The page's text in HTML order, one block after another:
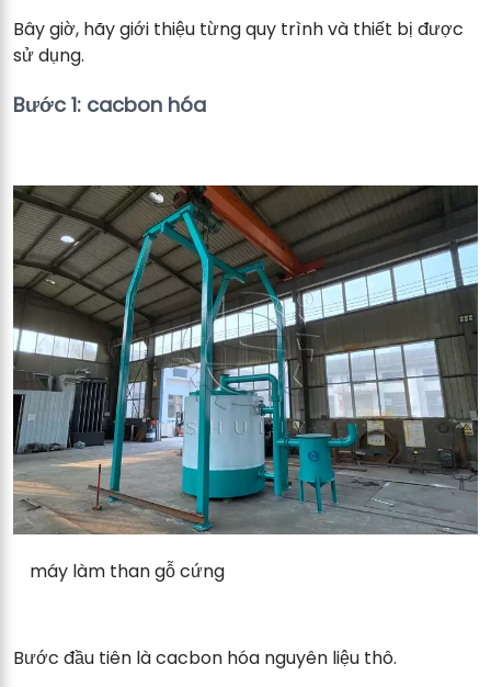
Bây giờ, hãy giới thiệu từng quy trình và thiết bị được
sử dụng.
Bước 1: cacbon hóa
máy làm than gỗ cứng
Bước đầu tiên là cacbon hóa nguyên liệu thô.